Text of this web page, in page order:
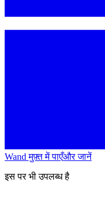
Wand मुफ़्त में पाएँऔर जानें
इस पर भी उपलब्ध है